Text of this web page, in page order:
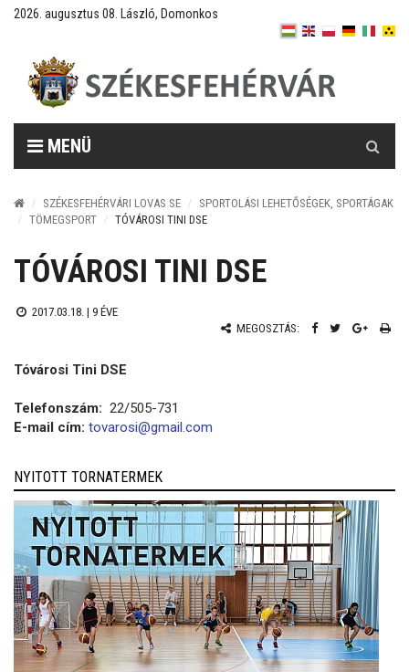
2026. augusztus 08. László, Domonkos
MENÜ
SZÉKESFEHÉRVÁRI LOVAS SE
SPORTOLÁSI LEHETŐSÉGEK, SPORTÁGAK
TÖMEGSPORT
TÓVÁROSI TINI DSE
TÓVÁROSI TINI DSE
2017.03.18. | 9 ÉVE
MEGOSZTÁS:
Tóvárosi Tini DSE
Telefonszám: 22/505-731
E-mail cím: tovarosi@gmail.com
NYITOTT TORNATERMEK